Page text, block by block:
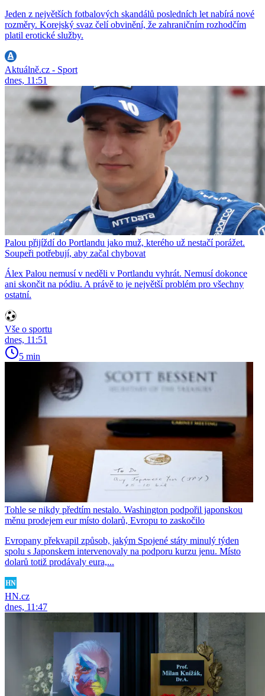
Jeden z největších fotbalových skandálů posledních let nabírá nové
rozměry. Korejský svaz čelí obvinění, že zahraničním rozhodčím
platil erotické služby.
Aktuálně.cz - Sport
dnes, 11:51
Palou přijíždí do Portlandu jako muž, kterého už nestačí porážet.
Soupeři potřebují, aby začal chybovat
Álex Palou nemusí v neděli v Portlandu vyhrát. Nemusí dokonce
ani skončit na pódiu. A právě to je největší problém pro všechny
ostatní.
Vše o sportu
dnes, 11:51
5 min
Tohle se nikdy předtím nestalo. Washington podpořil japonskou
měnu prodejem eur místo dolarů, Evropu to zaskočilo
Evropany překvapil způsob, jakým Spojené státy minulý týden
spolu s Japonskem intervenovaly na podporu kurzu jenu. Místo
dolarů totiž prodávaly eura,...
HN.cz
dnes, 11:47